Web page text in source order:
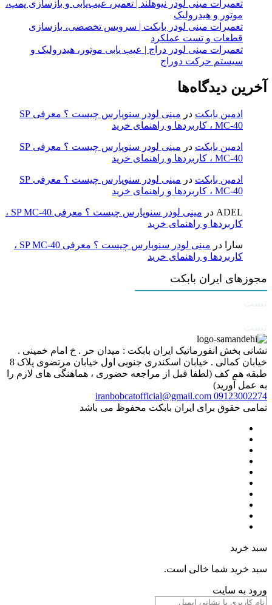
تعمیرات مینی لودر نیوهلند | تعمیر، عیب‌یابی و بازسازی پمپ،
موتور و هیدرولیک
تعمیرات مینی لودر بابکت | سرویس تخصصی، بازسازی
قطعات و تست عملکرد
تعمیرات مینی لودر دراج | عیب یابی موتور، هیدرولیک و
سیستم حرکت دوراج
آخرین دیدگاه‌ها
ادمین بابکت در
مینی لودر سنوپارس چیست ؟ معرفی SP
MC-40 ، کاربردها و راهنمای خرید
ادمین بابکت در
مینی لودر سنوپارس چیست ؟ معرفی SP
MC-40 ، کاربردها و راهنمای خرید
ادمین بابکت در
مینی لودر سنوپارس چیست ؟ معرفی SP
MC-40 ، کاربردها و راهنمای خرید
ADEL در
مینی لودر سنوپارس چیست ؟ معرفی SP MC-40 ،
کاربردها و راهنمای خرید
سارا در
مینی لودر سنوپارس چیست ؟ معرفی SP MC-40 ،
کاربردها و راهنمای خرید
مجوزهای ایران بابکت
نشانی بخش انفورماتیک ایران بابکت : میدان حر . خ امام خمینی .
خیابان کمالی . خیابان اسکندری جنوبی اول خیابان مرتضوی پلاک 8
طبقه هم کف (لطفا قبل از مراجعه حضوری ، هماهنگی های لازم را
به عمل آورید)
09123002274
iranbobcatofficial@gmail.com
تمامی حقوق برای ایران بابکت محفوظ می باشد
سبد خرید
سبد خرید شما خالی است.
ورود به سایت